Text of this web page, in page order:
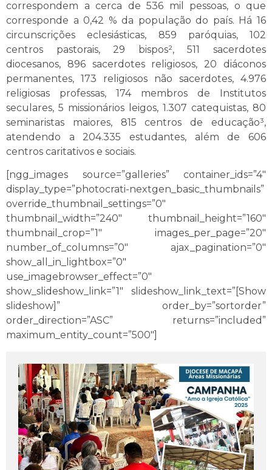
correspondem a cerca de 536 mil pessoas, o que
corresponde a 0,42 % da população do país. Há 16
circunscrições eclesiásticas, 859 paróquias, 102
centros pastorais, 29 bispos², 511 sacerdotes
diocesanos, 896 sacerdotes religiosos, 20 diáconos
permanentes, 173 religiosos não sacerdotes, 4.976
religiosas professas, 174 membros de Institutos
seculares, 5 missionários leigos, 1.307 catequistas, 80
seminaristas maiores, 815 centros de educação³,
atendendo a 204.335 estudantes, além de 606
centros caritativos e sociais.
[ngg_images source=”galleries” container_ids=”4″
display_type=”photocrati-nextgen_basic_thumbnails”
override_thumbnail_settings=”0″
thumbnail_width=”240″ thumbnail_height=”160″
thumbnail_crop=”1″ images_per_page=”20″
number_of_columns=”0″ ajax_pagination=”0″
show_all_in_lightbox=”0″
use_imagebrowser_effect=”0″
show_slideshow_link=”1″ slideshow_link_text=”[Show
slideshow]” order_by=”sortorder”
order_direction=”ASC” returns=”included”
maximum_entity_count=”500″]